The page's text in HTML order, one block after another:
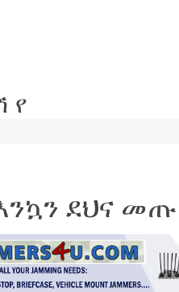
የ
እንኳን ደህና መጡ